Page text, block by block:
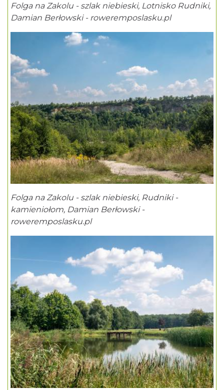
Folga na Zakolu - szlak niebieski, Lotnisko Rudniki,
Damian Berłowski - roweremposlasku.pl
Folga na Zakolu - szlak niebieski, Rudniki -
kamieniołom, Damian Berłowski -
roweremposlasku.pl